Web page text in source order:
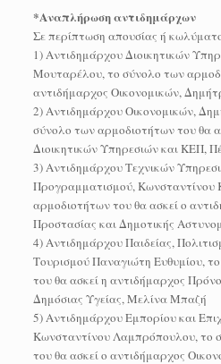
*Αναπλήρωση αντιδημάρχων
Σε περίπτωση απουσίας ή
1) Αντιδημάρχου Διοικητικών
Μουταρέλου, το σύνολο των
αντιδήμαρχος Οικονομικών,
2) Αντιδημάρχου Οικονομικών,
σύνολο των αρμοδιοτήτων του θα
Διοικητικών Υπηρεσιών και ΚΕΠ,
3) Αντιδημάρχου Τεχνικών
Προγραμματισμού, Κωνσταντίνου
αρμοδιοτήτων του θα ασκεί ο
Προστασίας και Δημοτικής
4) Αντιδημάρχου Παιδείας,
Τουρισμού Παναγιώτη Ευθυμίου,
του θα ασκεί η αντιδήμαρχος
Δημόσιας Υγείας, Μελίνα Μπαζή
5) Αντιδημάρχου Εμπορίου και
Κωνσταντίνου Λαμπρόπουλου, το
του θα ασκεί ο αντιδήμαρχος